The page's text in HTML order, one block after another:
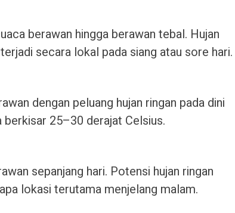
berawan hingga berawan tebal. Hujan
secara lokal pada siang atau sore hari.
dengan peluang hujan ringan pada dini
berkisar 25–30 derajat Celsius.
sepanjang hari. Potensi hujan ringan
lokasi terutama menjelang malam.